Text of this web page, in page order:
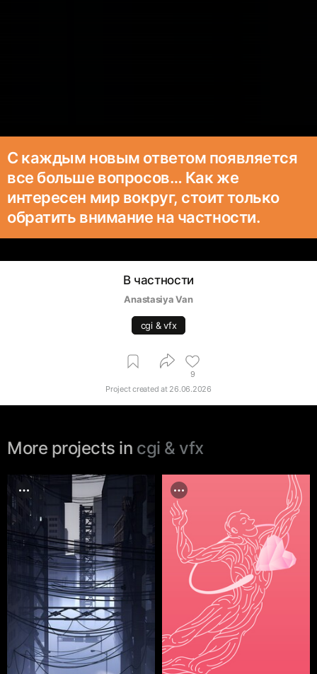
С каждым новым ответом появляется
все больше вопросов… Как же
интересен мир вокруг, стоит только
обратить внимание на частности.
В частности
Anastasiya Van
cgi & vfx
9
Project created at 26.06.2026
More projects in cgi & vfx